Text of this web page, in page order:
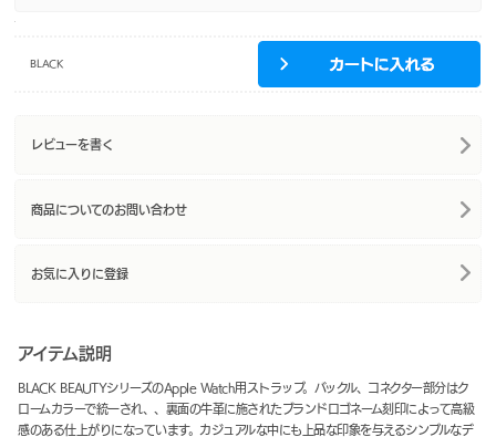
BLACK
レビューを書く
商品についてのお問い合わせ
お気に入りに登録
アイテム説明
BLACK BEAUTYシリーズのApple Watch用ストラップ。バックル、コネクター部分はク
ロームカラーで統一され、、裏面の牛革に施されたブランドロゴネーム刻印によって高級
感のある仕上がりになっています。カジュアルな中にも上品な印象を与えるシンプルなデ